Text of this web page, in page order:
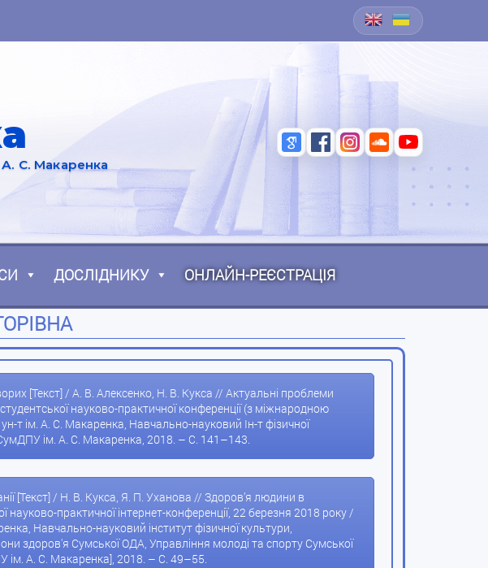
А. С. Макаренка
ДОСЛІДНИКУ ОНЛАЙН-РЕЄСТРАЦІЯ
[Текст] / А. В. Алексенко, Н. В. Кукса // Актуальні проблеми
студентської науково-практичної конференції (з міжнародною
т ім. А. С. Макаренка, Навчально-науковий Ін-т фізичної
ім. А. С. Макаренка, 2018. – С. 141–143.
[Текст] / Н. В. Кукса, Я. П. Уханова // Здоров’я людини в
науково-практичної інтернет-конференції, 22 березня 2018 року /
Навчально-науковий інститут фізичної культури,
здоров'я Сумської ОДА, Управління молоді та спорту Сумської
ім. А. С. Макаренка], 2018. – С. 49–55.